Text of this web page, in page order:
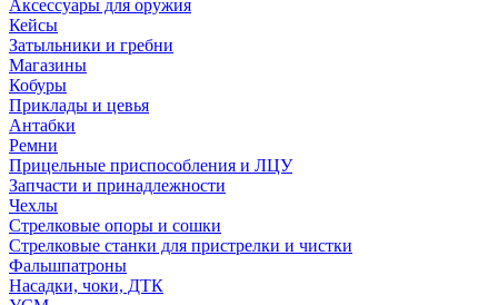
Аксессуары для оружия
Кейсы
Затыльники и гребни
Магазины
Кобуры
Приклады и цевья
Антабки
Ремни
Прицельные приспособления и ЛЦУ
Запчасти и принадлежности
Чехлы
Стрелковые опоры и сошки
Стрелковые станки для пристрелки и чистки
Фальшпатроны
Насадки, чоки, ДТК